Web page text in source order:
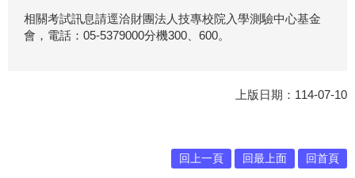
相關考試訊息請逕洽財團法人技專校院入學測驗中心基金
會，電話：05-5379000分機300、600。
上版日期：114-07-10
回上一頁 回最上面 回首頁